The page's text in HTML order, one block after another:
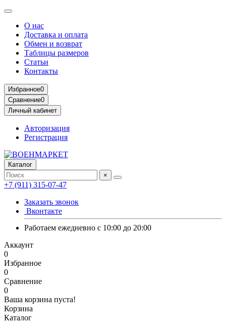
О нас
Доставка и оплата
Обмен и возврат
Таблицы размеров
Статьи
Контакты
Избранное0
Сравнение0
Личный кабинет
Авторизация
Регистрация
Каталог
×
+7 (911) 315-07-47
Заказать звонок
Вконтакте
Работаем ежедневно с 10:00 до 20:00
Аккаунт
0
Избранное
0
Сравнение
0
Ваша корзина пуста!
Корзина
Каталог